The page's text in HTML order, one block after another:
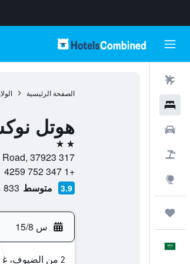
الصفحة الرئيسية
هوتل
2 نجمتين
317 North Cedar Bluff Road, 37923, نوكسفيل (تينيسي), تينسي, الولايات المتحدة الأميريكية
+1 347 752 4259
3.9 متوسط 833 من التقييمات تم التحقق منها
س 15/8
2 من الضيوف، غرفة واحدة